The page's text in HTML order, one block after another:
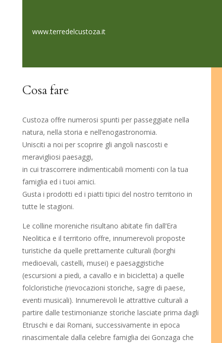
www.terredelcustoza.it
Cosa fare
Custoza offre numerosi spunti per passeggiate nella
natura, nella storia e nell’enogastronomia.
Unisciti a noi per scoprire gli angoli nascosti e
meravigliosi paesaggi,
in cui trascorrere indimenticabili momenti con la tua
famiglia ed i tuoi amici.
Gusta i prodotti ed i piatti tipici del nostro territorio in
tutte le stagioni.
Le colline moreniche risultano abitate fin dall’Era
Neolitica e il territorio offre, innumerevoli proposte
turistiche da quelle prettamente culturali (borghi
medioevali, castelli, musei) e paesaggistiche
(escursioni a piedi, a cavallo e in bicicletta) a quelle
folcloristiche (rievocazioni storiche, sagre di paese,
eventi musicali). Innumerevoli le attrattive culturali a
partire dalle testimonianze storiche lasciate prima dagli
Etruschi e dai Romani, successivamente in epoca
rinascimentale dalla celebre famiglia dei Gonzaga che